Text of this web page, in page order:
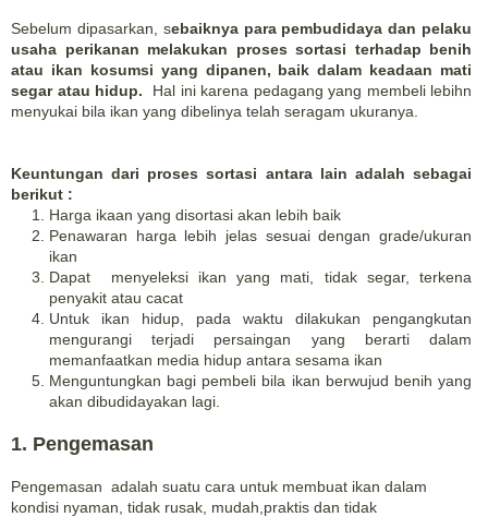
Sebelum dipasarkan, sebaiknya para pembudidaya dan pelaku
usaha perikanan melakukan proses sortasi terhadap benih
atau ikan kosumsi yang dipanen, baik dalam keadaan mati
segar atau hidup.
Hal ini karena pedagang yang membeli lebihn
menyukai bila ikan yang dibelinya telah seragam ukuranya.
Keuntungan dari proses sortasi antara lain adalah sebagai
berikut :
Harga ikaan yang disortasi akan lebih baik
Penawaran harga lebih jelas sesuai dengan grade/ukuran
ikan
Dapat menyeleksi ikan yang mati, tidak segar, terkena
penyakit atau cacat
Untuk ikan hidup, pada waktu dilakukan pengangkutan
mengurangi terjadi persaingan yang berarti dalam
memanfaatkan media hidup antara sesama ikan
Menguntungkan bagi pembeli bila ikan berwujud benih yang
akan dibudidayakan lagi.
1. Pengemasan
Pengemasan adalah suatu cara untuk membuat ikan dalam
kondisi nyaman, tidak rusak, mudah,praktis dan tidak